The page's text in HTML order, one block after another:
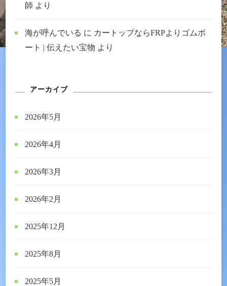
師 より
海が呼んでいる に カートップならFRPよりゴムボ
ート | 伝えたい宝物 より
アーカイブ
2026年5月
2026年4月
2026年3月
2026年2月
2025年12月
2025年8月
2025年5月